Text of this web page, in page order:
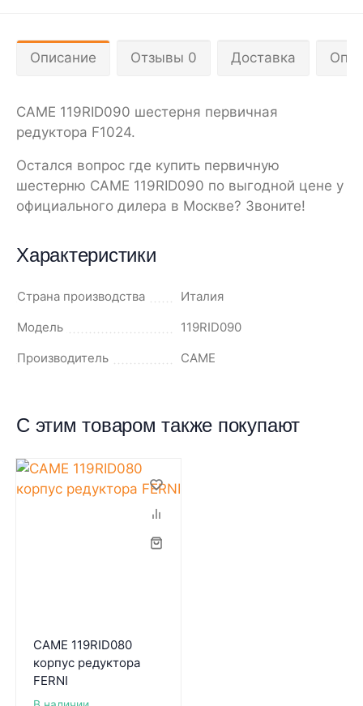
Описание Отзывы 0 Доставка
CAME 119RID090 шестерня первичная
редуктора F1024.
Остался вопрос где купить первичную
шестерню CAME 119RID090 по выгодной цене у
официального дилера в Москве? Звоните!
Характеристики
Страна производства
Италия
Модель
119RID090
Производитель
CAME
С этим товаром также покупают
CAME 119RID080
корпус редуктора
FERNI